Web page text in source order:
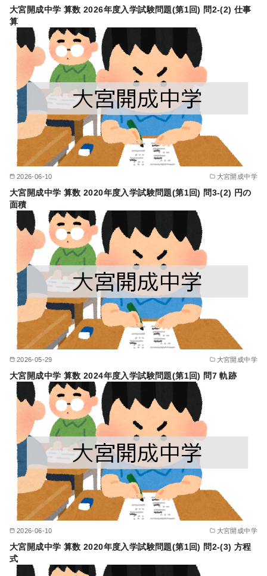
大宮開成中学 算数 2026年度入学試験問題(第1回) 問2-(2) 仕事
算
2026-06-10 大宮開成中学
大宮開成中学 算数 2020年度入学試験問題(第1回) 問3-(2) 円の
面積
2026-05-29 大宮開成中学
大宮開成中学 算数 2024年度入学試験問題(第1回) 問7 軌跡
2026-06-10 大宮開成中学
大宮開成中学 算数 2020年度入学試験問題(第1回) 問2-(3) 方程
式